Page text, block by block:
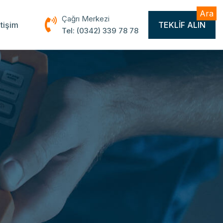
Çağrı Merkezi
Tel: (0342) 339 78 78
TEKLIF ALIN
Ara